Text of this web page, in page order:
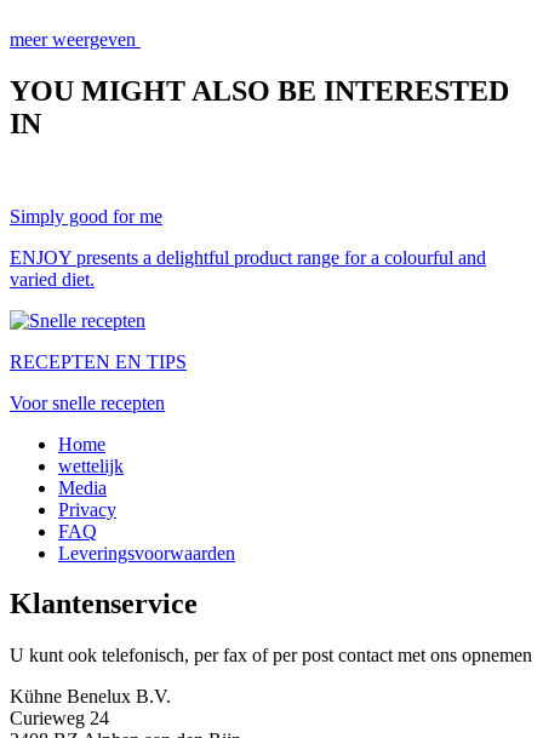
meer weergeven
YOU MIGHT ALSO BE INTERESTED
IN
Simply good for me
ENJOY presents a delightful product range for a colourful and
varied diet.
RECEPTEN EN TIPS
Voor snelle recepten
Home
wettelijk
Media
Privacy
FAQ
Leveringsvoorwaarden
Klantenservice
U kunt ook telefonisch, per fax of per post contact met ons opnemen
Kühne Benelux B.V.
Curieweg 24